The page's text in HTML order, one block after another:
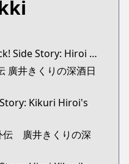
3354
67257
manga/https://
synonyms:Bocchi the Rock! Side Story: Hiroi Kikuri's Heavy Drinking Diary
廣井きくりの深酒日
Kikuri Hiroi's
伝 廣井きくりの深